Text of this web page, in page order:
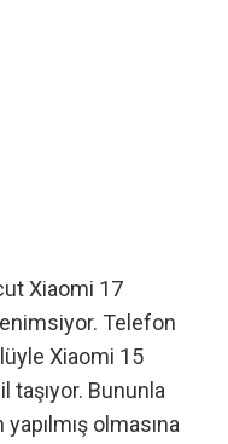
Xiaomi 17
Telefon
Xiaomi 15
taşıyor. Bununla
olmasına